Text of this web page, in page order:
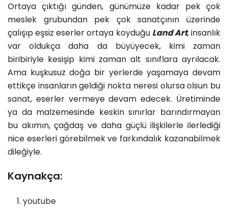
Ortaya çıktığı günden, günümüze kadar pek çok
meslek grubundan pek çok sanatçının üzerinde
çalışıp eşsiz eserler ortaya koyduğu Land Art, insanlık
var oldukça daha da büyüyecek, kimi zaman
biribiriyle kesişip kimi zaman alt sınıflara ayrılacak.
Ama kuşkusuz doğa bir yerlerde yaşamaya devam
ettikçe insanların geldiği nokta neresi olursa olsun bu
sanat, eserler vermeye devam edecek. Üretiminde
ya da malzemesinde keskin sınırlar barındırmayan
bu akımın, çağdaş ve daha güçlü ilişkilerle ilerlediği
nice eserleri görebilmek ve farkındalık kazanabilmek
dileğiyle.
Kaynakça:
youtube